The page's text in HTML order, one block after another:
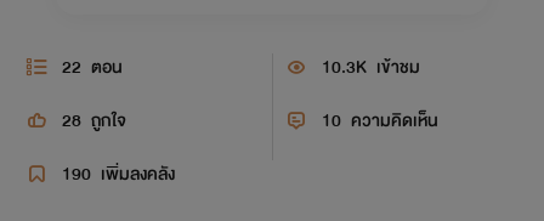
22 ตอน 10.3K เข้าชม
28 ถูกใจ 10 ความคิดเห็น
190 เพิ่มลงคลัง